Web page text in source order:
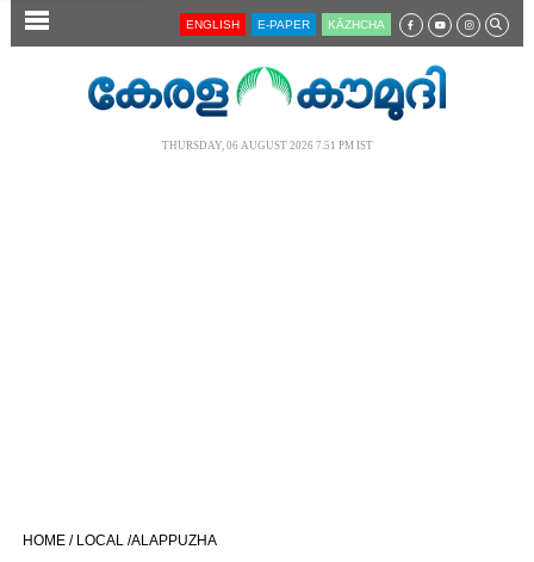
SECTIONS ENGLISH E-PAPER KĀZHCHA
THURSDAY, 06 AUGUST 2026 7.51 PM IST
HOME / LOCAL /ALAPPUZHA